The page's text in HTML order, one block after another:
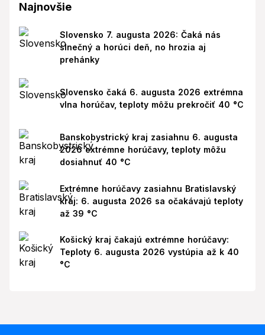
Najnovšie
Slovensko 7. augusta 2026: Čaká nás
slnečný a horúci deň, no hrozia aj
prehánky
Slovensko čaká 6. augusta 2026 extrémna
vlna horúčav, teploty môžu prekročiť 40 °C
Banskobystrický kraj zasiahnu 6. augusta
2026 extrémne horúčavy, teploty môžu
dosiahnuť 40 °C
Extrémne horúčavy zasiahnu Bratislavský
kraj: 6. augusta 2026 sa očakávajú teploty
až 39 °C
Košický kraj čakajú extrémne horúčavy:
Teploty 6. augusta 2026 vystúpia až k 40
°C